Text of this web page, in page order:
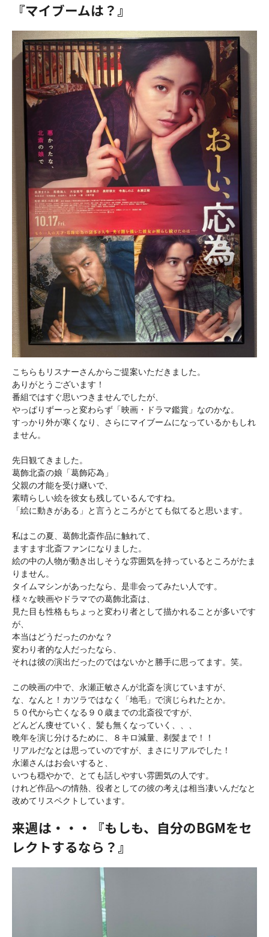
『マイブームは？』
こちらもリスナーさんからご提案いただきました。
ありがとうございます！
番組ではすぐ思いつきませんでしたが、
やっぱりずーっと変わらず「映画・ドラマ鑑賞」なのかな。
すっかり外が寒くなり、さらにマイブームになっているかもしれ
ません。
先日観てきました。
葛飾北斎の娘「葛飾応為」
父親の才能を受け継いで、
素晴らしい絵を彼女も残しているんですね。
「絵に動きがある」と言うところがとても似てると思います。
私はこの夏、葛飾北斎作品に触れて、
ますます北斎ファンになりました。
絵の中の人物が動き出しそうな雰囲気を持っているところがたま
りません。
タイムマシンがあったなら、是非会ってみたい人です。
様々な映画やドラマでの葛飾北斎は、
見た目も性格もちょっと変わり者として描かれることが多いです
が、
本当はどうだったのかな？
変わり者的な人だったなら、
それは彼の演出だったのではないかと勝手に思ってます。笑。
この映画の中で、永瀬正敏さんが北斎を演じていますが、
な、なんと！カツラではなく「地毛」で演じられたとか。
５０代から亡くなる９０歳までの北斎役ですが、
どんどん痩せていく、髪も無くなっていく、、、
晩年を演じ分けるために、８キロ減量、剃髪まで！！
リアルだなとは思っていのですが、まさにリアルでした！
永瀬さんはお会いすると、
いつも穏やかで、とても話しやすい雰囲気の人です。
けれど作品への情熱、役者としての彼の考えは相当凄いんだなと
来週は・・・『もしも、自分のBGMをセ
レクトするなら？』